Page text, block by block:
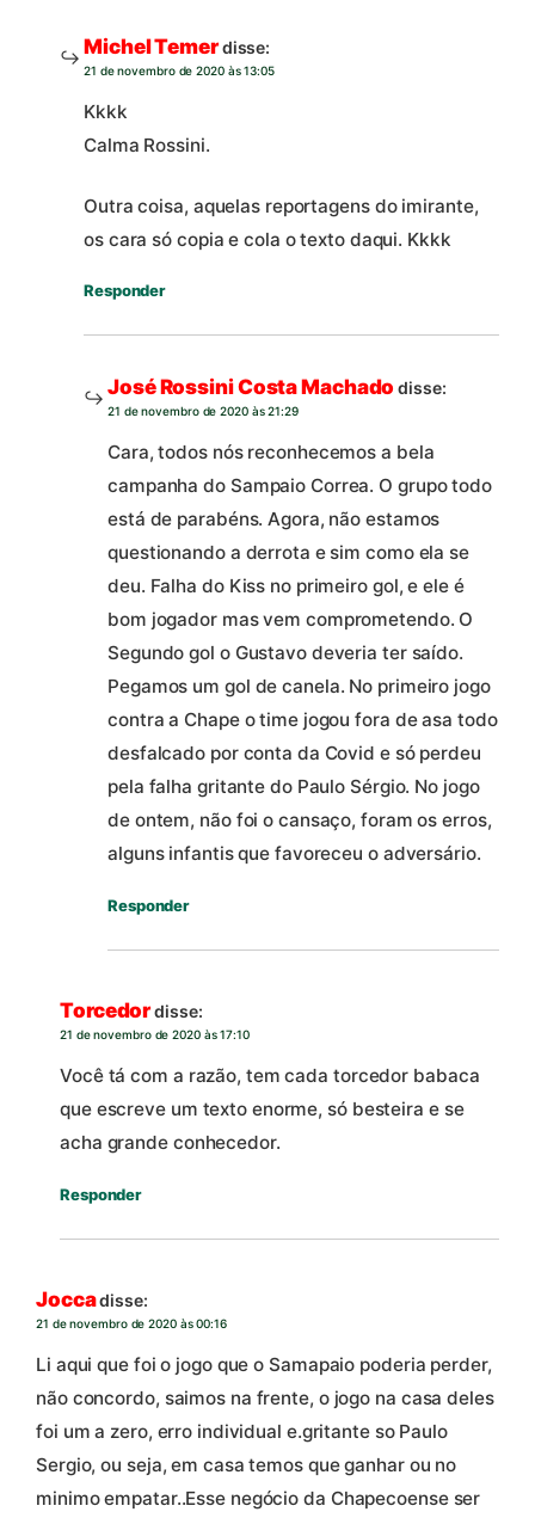
Michel Temerdisse:
21 de novembro de 2020 às 13:05
Kkkk
Calma Rossini.
Outra coisa, aquelas reportagens do imirante,
os cara só copia e cola o texto daqui. Kkkk
Responder
José Rossini Costa Machado disse:
21 de novembro de 2020 às 21:29
Cara, todos nós reconhecemos a bela
campanha do Sampaio Correa. O grupo todo
está de parabéns. Agora, não estamos
questionando a derrota e sim como ela se
deu. Falha do Kiss no primeiro gol, e ele é
bom jogador mas vem comprometendo. O
Segundo gol o Gustavo deveria ter saído.
Pegamos um gol de canela. No primeiro jogo
contra a Chape o time jogou fora de asa todo
desfalcado por conta da Covid e só perdeu
pela falha gritante do Paulo Sérgio. No jogo
de ontem, não foi o cansaço, foram os erros,
alguns infantis que favoreceu o adversário.
Responder
Torcedordisse:
21 de novembro de 2020 às 17:10
Você tá com a razão, tem cada torcedor babaca
que escreve um texto enorme, só besteira e se
acha grande conhecedor.
Responder
Joccadisse:
21 de novembro de 2020 às 00:16
Li aqui que foi o jogo que o Samapaio poderia perder,
não concordo, saimos na frente, o jogo na casa deles
foi um a zero, erro individual e.gritante so Paulo
Sergio, ou seja, em casa temos que ganhar ou no
minimo empatar..Esse negócio da Chapecoense ser